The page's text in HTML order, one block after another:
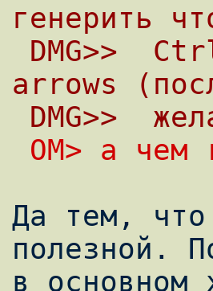
генерить
arrows
DMG>>
OM> а чем
Да тем, что
полезной.
в